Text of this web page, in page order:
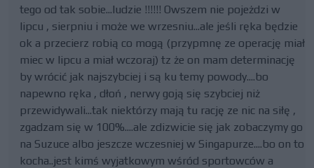
tego od tak sobie...ludzie !!!!!! Owszem nie pojeżdzi w
lipcu , sierpniu i może we wrzesniu...ale jeśli ręka będzie
ok a przecierz robią co mogą (przypmnę ze operację miał
miec w lipcu a miał wczoraj) tz że on mam determinację
by wrócić jak najszybciej i są ku temy powody....bo
napewno ręka , dłoń , nerwy goją się szybciej niż
przewidywali...tak niektórzy mają tu rację ze nic na siłę ,
zgadzam się w 100%....ale zdizwicie się jak zobaczymy go
na Suzuce albo jeszcze wczesniej w Singapurze....bo on to
kocha..jest kimś wyjatkowym wśród sportowców a